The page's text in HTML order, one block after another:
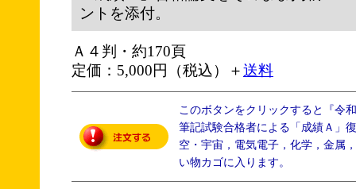
ントを添付。
Ａ４判・約170頁
定価：5,000円（税込）＋送料
このボタンをクリックすると『令
筆記試験合格者による「成績Ａ」
空・宇宙，電気電子，化学，金属
い物カゴに入ります。